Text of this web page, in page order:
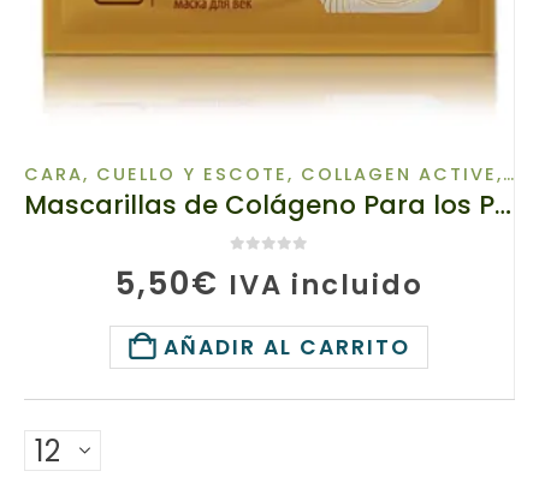
CARA, CUELLO Y ESCOTE, COLLAGEN ACTIVE,
Mascarillas de Colágeno Para los Párpados, 12710 TIANDE , Restauración Inmediata de la Piel! 1 ud
5,50€ IVA incluido
AÑADIR AL CARRITO